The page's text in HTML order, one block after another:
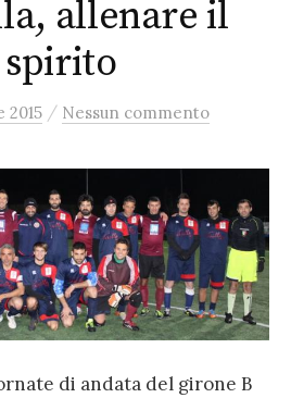
allenare il
spirito
2015 / Nessun commento
di andata del girone B